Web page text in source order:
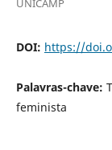
UNICAMP
DOI: https://
Palavras-chave:
feminista